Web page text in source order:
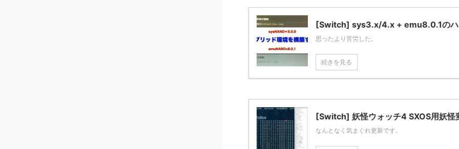
[Switch] sys3.x/4.x + emu8.0.1のハ
思ったより苦労した。
続きを見る
[Switch] 妖怪ウォッチ4 SXOS用妖
なんとなく気まぐれ更新です。